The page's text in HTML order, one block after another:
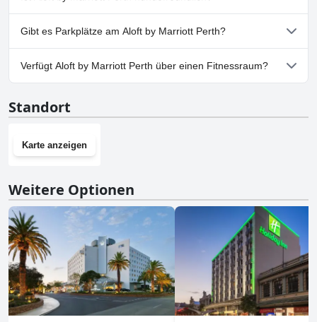
Nein, Aloft by Marriott Perth erlaubt keine Hunde.
Gibt es Parkplätze am Aloft by Marriott Perth?
Ja, Parkmöglichkeiten sind im Aloft by Marriott Perth vorhanden.
Verfügt Aloft by Marriott Perth über einen Fitnessraum?
Standort
Karte anzeigen
Weitere Optionen